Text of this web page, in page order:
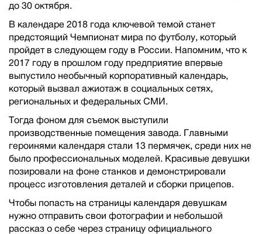
до 30 октября.
В календаре 2018 года ключевой темой станет
предстоящий Чемпионат мира по футболу, который
пройдет в следующем году в России. Напомним, что к
2017 году в прошлом году предприятие впервые
выпустило необычный корпоративный календарь,
который вызвал ажиотаж в социальных сетях,
региональных и федеральных СМИ.
Тогда фоном для съемок выступили
производственные помещения завода. Главными
героинями календаря стали 13 пермячек, среди них не
было профессиональных моделей. Красивые девушки
позировали на фоне станков и демонстрировали
процесс изготовления деталей и сборки прицепов.
Чтобы попасть на страницы календаря девушкам
нужно отправить свои фотографии и небольшой
рассказ о себе через страницу официального